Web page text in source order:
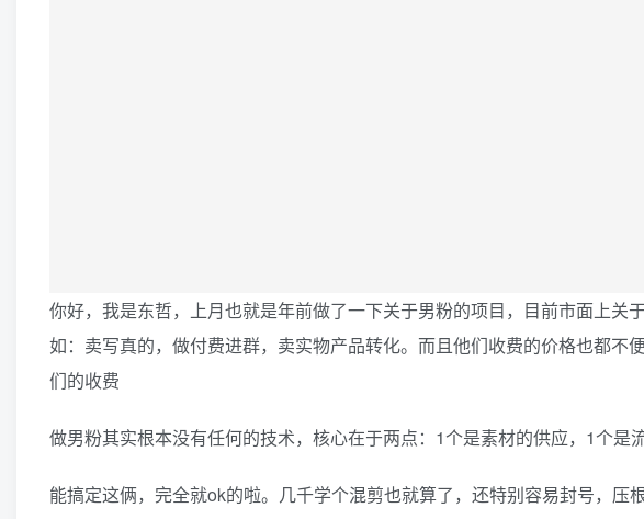
你好，我是东哲，上月也就是年前做了一下关于男粉的项目，目前市面上关
如：卖写真的，做付费进群，卖实物产品转化。而且他们收费的价格也都不
们的收费
做男粉其实根本没有任何的技术，核心在于两点：1个是素材的供应，1个是
能搞定这俩，完全就ok的啦。几千学个混剪也就算了，还特别容易封号，压根